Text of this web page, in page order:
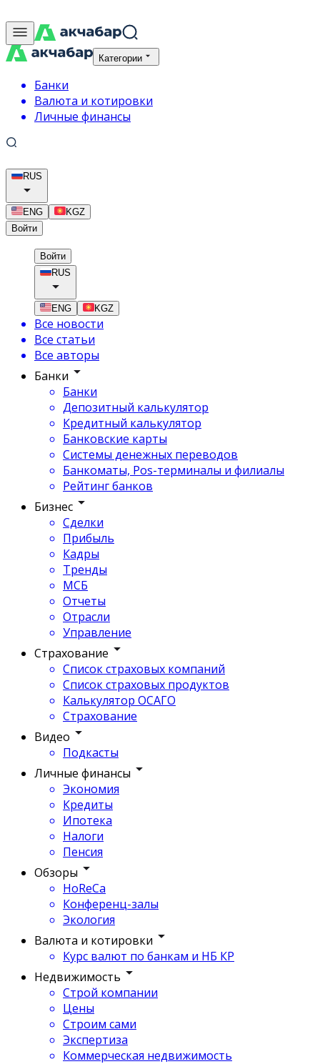
Категории
Банки
Валюта и котировки
Личные финансы
RUS
ENG
KGZ
Войти
Войти
RUS
ENG KGZ
Все новости
Все статьи
Все авторы
Банки
Банки
Депозитный калькулятор
Кредитный калькулятор
Банковские карты
Системы денежных переводов
Банкоматы, Pos-терминалы и филиалы
Рейтинг банков
Бизнес
Сделки
Прибыль
Кадры
Тренды
МСБ
Отчеты
Отрасли
Управление
Страхование
Список страховых компаний
Список страховых продуктов
Калькулятор ОСАГО
Страхование
Видео
Подкасты
Личные финансы
Экономия
Кредиты
Ипотека
Налоги
Пенсия
Обзоры
HoReCa
Конференц-залы
Экология
Валюта и котировки
Курс валют по банкам и НБ КР
Недвижимость
Строй компании
Цены
Строим сами
Экспертиза
Коммерческая недвижимость